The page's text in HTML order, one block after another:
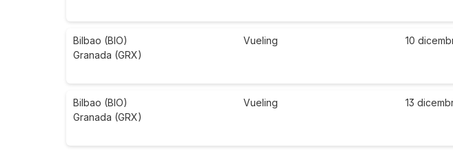
Bilbao (BIO)
Granada (GRX)
Vueling 10
Bilbao (BIO)
Granada (GRX)
Vueling 13